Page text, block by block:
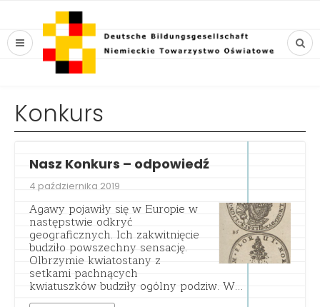
Konkurs
Nasz Konkurs – odpowiedź
4 października 2019
Agawy pojawiły się w Europie w
następstwie odkryć
geograficznych. Ich zakwitnięcie
budziło powszechny sensację.
Olbrzymie kwiatostany z
setkami pachnących
kwiatuszków budziły ogólny podziw. W…